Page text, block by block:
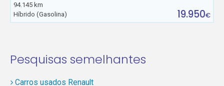
94.145 km
Híbrido (Gasolina)
19.950€
Pesquisas semelhantes
Carros usados Renault